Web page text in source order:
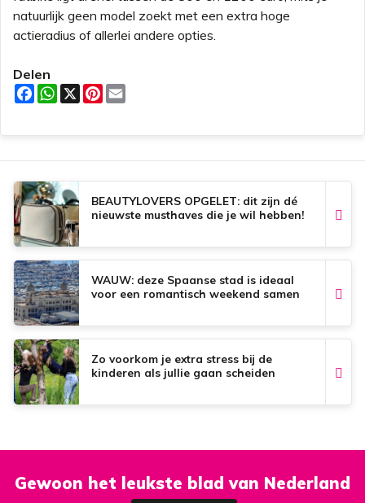
natuurlijk geen model zoekt met een extra hoge
actieradius of allerlei andere opties.
Delen
F
a
k
W
h
p
X
P
s
t
BEAUTYLOVERS OPGELET: dit zijn dé
nieuwste musthaves die je wil hebben!
WAUW: deze Spaanse stad is ideaal
voor een romantisch weekend samen
Zo voorkom je extra stress bij de
kinderen als jullie gaan scheiden
Gewoon het leukste blad van Nederland